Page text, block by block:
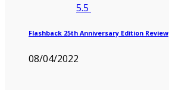
5.5
Flashback 25th Anniversary Edition Review
08/04/2022